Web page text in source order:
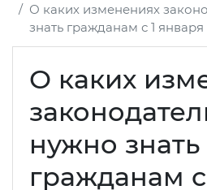
О каких изменениях
знать гражданам с 1
О каких
нужно знать
гражданам